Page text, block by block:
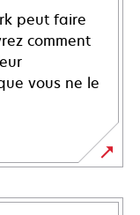
peut faire
comment
vous ne le